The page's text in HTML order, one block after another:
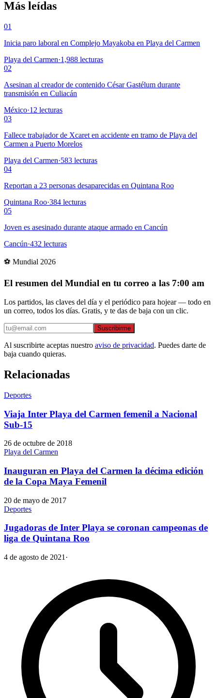
Más leídas
01
Inicia paro laboral en Complejo Mayakoba en Playa del Carmen
Playa del Carmen·1,988 lecturas
02
Asesinan al creador de contenido César Gastélum durante
transmisión en Culiacán
México·12 lecturas
03
Fallece trabajador de Xcaret en accidente en tramo de Playa del
Carmen a Puerto Morelos
Playa del Carmen·583 lecturas
04
Reportan a 23 personas desaparecidas en Quintana Roo
Quintana Roo·384 lecturas
05
Joven es asesinado durante ataque armado en Cancún
Cancún·432 lecturas
⚽ Mundial 2026
El resumen del Mundial en tu correo a las 7:00 am
Los partidos, las claves del día y el periódico para hojear — todo en
un correo, todos los días. Gratis, y te das de baja con un clic.
Suscribirme
Al suscribirte aceptas nuestro aviso de privacidad. Puedes darte de
baja cuando quieras.
Relacionadas
Deportes
Viaja Inter Playa del Carmen femenil a Nacional
Sub-15
26 de octubre de 2018
Playa del Carmen
Inauguran en Playa del Carmen la décima edición
de la Copa Maya Femenil
20 de mayo de 2017
Deportes
Jugadoras de Inter Playa se coronan campeonas de
liga de Quintana Roo
4 de agosto de 2021 ·